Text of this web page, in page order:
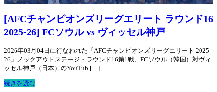
[AFCチャンピオンズリーグエリート ラウンド16
2025-26] FCソウル vs ヴィッセル神戸
2026年03月04日に行なわれた「AFCチャンピオンズリーグエリート 2025-
26」ノックアウトステージ・ラウンド16第1戦、FCソウル（韓国）対ヴィ
ッセル神戸（日本）のYouTub […]
続きを読む